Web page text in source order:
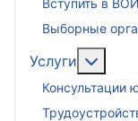
Выборные
Услуги
Консультации